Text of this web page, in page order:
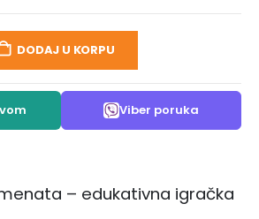
DODAJ U KORPU
Viber poruka
– edukativna igračka